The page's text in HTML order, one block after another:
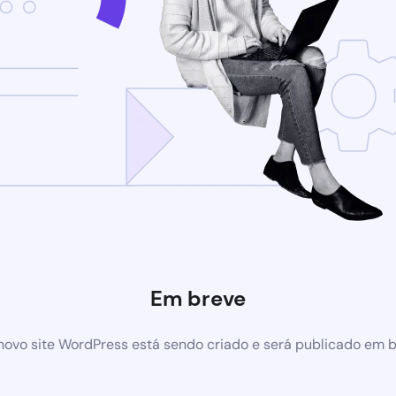
Em breve
site WordPress está sendo criado e será publicado em